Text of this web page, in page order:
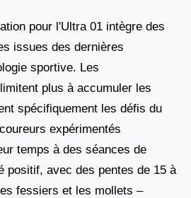
pour l'Ultra 01 intègre des
issues des dernières
sportive. Les
plus à accumuler les
spécifiquement les défis du
expérimentés
temps à des séances de
positif, avec des pentes de 15 à
fessiers et les mollets –